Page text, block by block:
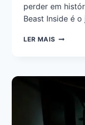
perder em
Beast Inside é
LER MAIS